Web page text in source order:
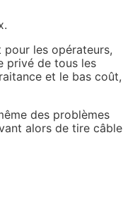
les opérateurs,
privé de tous les
et le bas coût,
des problèmes
alors de tire câble